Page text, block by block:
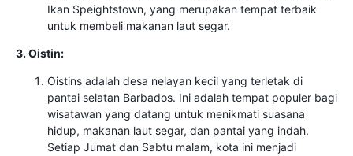
Ikan Speightstown, yang merupakan tempat terbaik
untuk membeli makanan laut segar.
3. Oistin:
Oistins adalah desa nelayan kecil yang terletak di
pantai selatan Barbados. Ini adalah tempat populer bagi
wisatawan yang datang untuk menikmati suasana
hidup, makanan laut segar, dan pantai yang indah.
Setiap Jumat dan Sabtu malam, kota ini menjadi